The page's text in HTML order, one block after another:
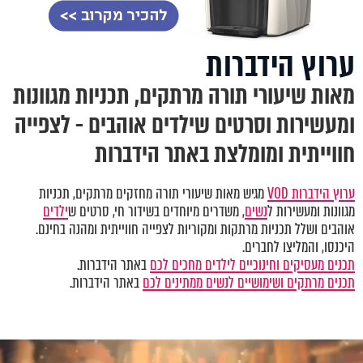
ערוץ הידברות
מאות שיעורי תורה מרתקים, תכניות מגוונות
ומעשירות וסרטים שילדים אוהבים - לצפייה
חווייתית ומומלצת באתר הידברות
ערוץ הידברות VOD
מגיש מאות שיעורי תורה מחזקים מרתקים, תכניות
מגוונות ומעשירות לנשים, משדרים מיוחדים בשידור חי, סרטים שילדים
אוהבים ושלל תכניות מרתקות ומקוריות לצפייה חווייתית ומהנה בחינם.
היכנסו, והמליצו לחברים.
תכנים מעסיקים וחינוכיים לילדים מחכים לכםבאתר הידברות.
תכנים מרתקים ושימושיים לנשים ממתינים לכםבאתר הידברות.